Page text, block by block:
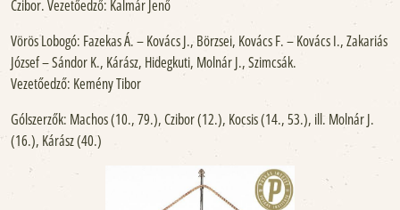
Czibor. Vezetőedző: Kalmár Jenő
Vörös Lobogó: Fazekas Á. – Kovács J., Börzsei, Kovács F. – Kovács I., Zakariás
József – Sándor K., Kárász, Hidegkuti, Molnár J., Szimcsák.
Vezetőedző: Kemény Tibor
Gólszerzők: Machos (10., 79.), Czibor (12.), Kocsis (14., 53.), ill. Molnár J.
(16.), Kárász (40.)